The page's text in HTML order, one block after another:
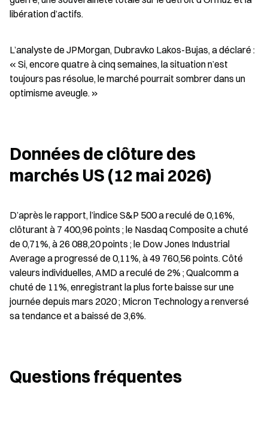
libération d’actifs.
L’analyste de JPMorgan, Dubravko Lakos-Bujas, a déclaré :
« Si, encore quatre à cinq semaines, la situation n’est
toujours pas résolue, le marché pourrait sombrer dans un
optimisme aveugle. »
Données de clôture des
marchés US (12 mai 2026)
D’après le rapport, l’indice S&P 500 a reculé de 0,16%,
clôturant à 7 400,96 points ; le Nasdaq Composite a chuté
de 0,71%, à 26 088,20 points ; le Dow Jones Industrial
Average a progressé de 0,11%, à 49 760,56 points. Côté
valeurs individuelles, AMD a reculé de 2% ; Qualcomm a
chuté de 11%, enregistrant la plus forte baisse sur une
journée depuis mars 2020 ; Micron Technology a renversé
sa tendance et a baissé de 3,6%.
Questions fréquentes